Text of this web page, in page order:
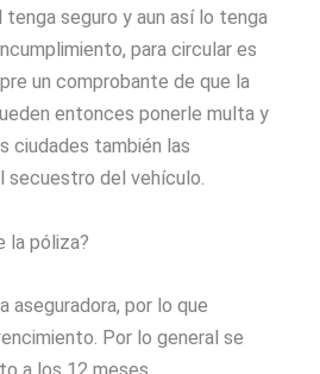
seguro y aun así lo tenga
para circular es
un comprobante de que la
entonces ponerle multa y
ciudades también las
secuestro del vehículo.
la póliza?
aseguradora, por lo que
Por lo general se